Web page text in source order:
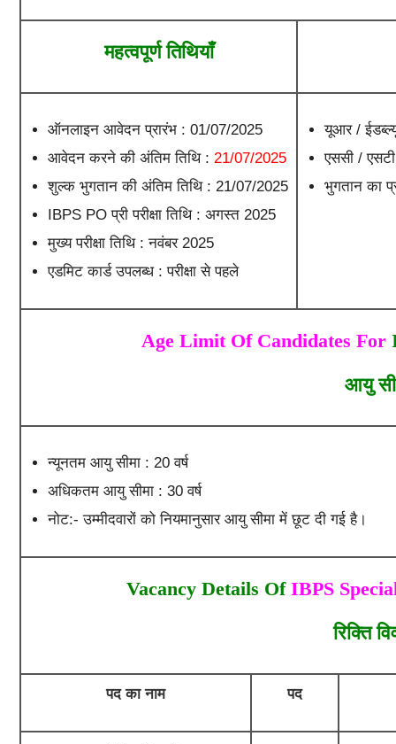
महत्वपूर्ण तिथियाँ
ऑनलाइन आवेदन प्रारंभ : 01/07/2025
आवेदन करने की अंतिम तिथि : 21/07/2025
शुल्क भुगतान की अंतिम तिथि : 21/07/2025
IBPS PO प्री परीक्षा तिथि : अगस्त 2025
मुख्य परीक्षा तिथि : नवंबर 2025
एडमिट कार्ड उपलब्ध : परीक्षा से पहले
यूआर /
एससी /
भुगतान का
Age Limit Of Candidates For
आयु
न्यूनतम आयु सीमा : 20 वर्ष
अधिकतम आयु सीमा : 30 वर्ष
नोट:- उम्मीदवारों को नियमानुसार आयु सीमा में छूट दी गई है।
Vacancy Details OfIBPS
रिक्ति
पद का नाम पद